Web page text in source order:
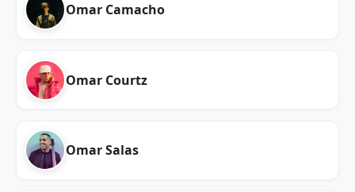
Omar Camacho
Omar Courtz
Omar Salas